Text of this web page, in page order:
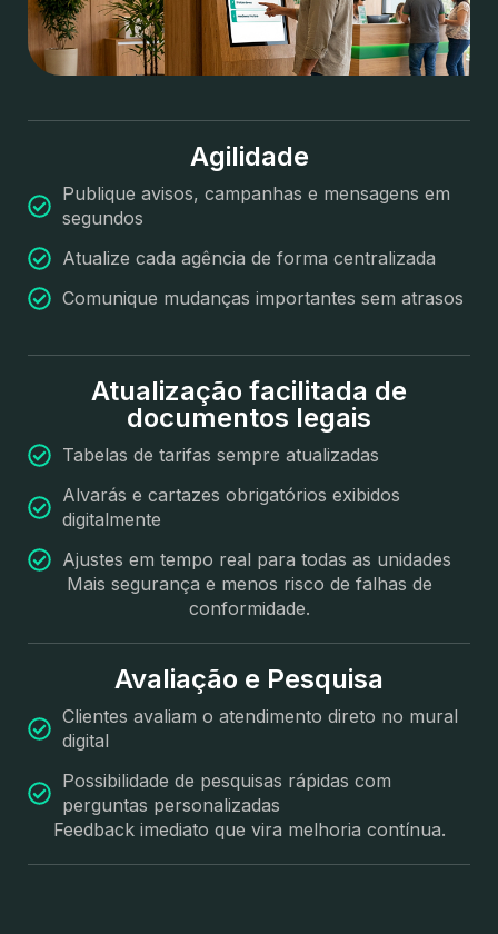
Agilidade
Publique avisos, campanhas e mensagens em
segundos
Atualize cada agência de forma centralizada
Comunique mudanças importantes sem atrasos
Atualização facilitada de
documentos legais
Tabelas de tarifas sempre atualizadas
Alvarás e cartazes obrigatórios exibidos
digitalmente
Ajustes em tempo real para todas as unidades
Mais segurança e menos risco de falhas de
conformidade.
Avaliação e Pesquisa
Clientes avaliam o atendimento direto no mural
digital
Possibilidade de pesquisas rápidas com
perguntas personalizadas
Feedback imediato que vira melhoria contínua.